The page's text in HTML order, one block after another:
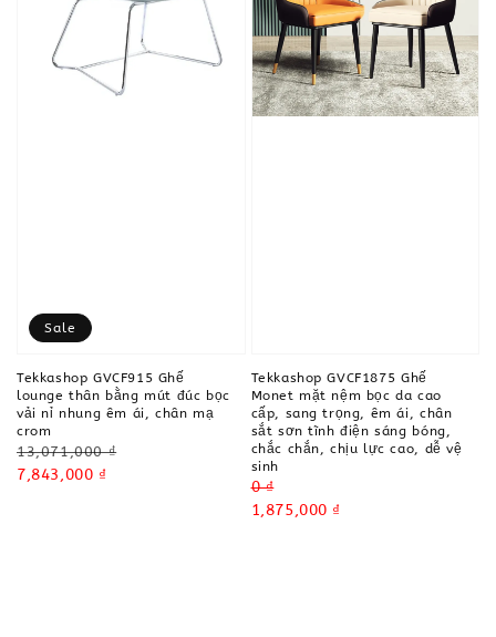
Sale
Tekkashop GVCF915 Ghế
lounge thân bằng mút đúc bọc
vải nỉ nhung êm ái, chân mạ
crom
Regular
price
13,071,000 ₫
Sale
7,843,000 ₫
Tekkashop GVCF1875 Ghế
Monet mặt nệm bọc da cao
cấp, sang trọng, êm ái, chân
sắt sơn tĩnh điện sáng bóng,
chắc chắn, chịu lực cao, dễ vệ
sinh
Regular
price
0 ₫
Sale
1,875,000 ₫